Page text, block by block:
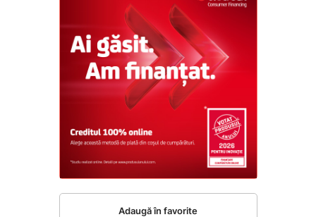
Adaugă în favorite